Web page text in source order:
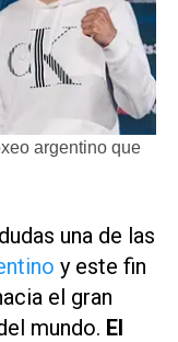
argentino que
una de las
y este fin
el gran
mundo. El